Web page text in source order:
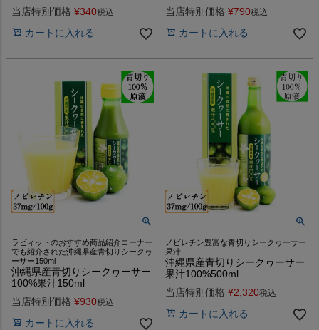
当店特別価格 ¥340税込
カートに入れる
当店特別価格 ¥790税込
カートに入れる
ラビィットのおすすめ商品紹介コーナー
でも紹介された沖縄県産青切りシークヮ
ーサー150ml
沖縄県産青切りシークヮーサー
100%果汁150ml
当店特別価格 ¥930税込
カートに入れる
ノビレチン豊富な青切りシークヮーサー
果汁
沖縄県産青切りシークヮーサー
果汁100%500ml
当店特別価格 ¥2,320税込
カートに入れる